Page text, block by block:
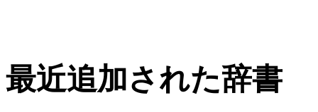
最近追加された辞書